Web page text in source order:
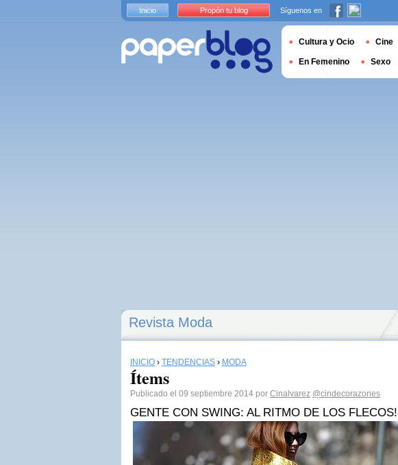
Revista Moda
INICIO › TENDENCIAS › MODA
Ítems
Publicado el 09 septiembre 2014 por Cinalvarez @cindecorazones
GENTE CON SWING: AL RITMO DE LOS FLECOS!
Inicio Propón tu blog Síguenos en
Cultura y Ocio Cine
En Femenino Sexo